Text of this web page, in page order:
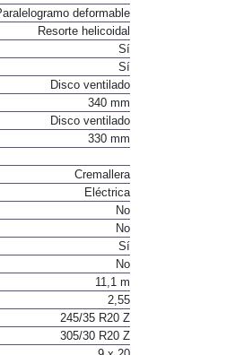
Resorte helicoidal
Paralelogramo deformable
Resorte helicoidal
Sí
Sí
Disco ventilado
340 mm
Disco ventilado
Cremallera
Eléctrica
No
No
Sí
No
11,1 m
2,55
245/35 R20 Z
305/30 R20 Z